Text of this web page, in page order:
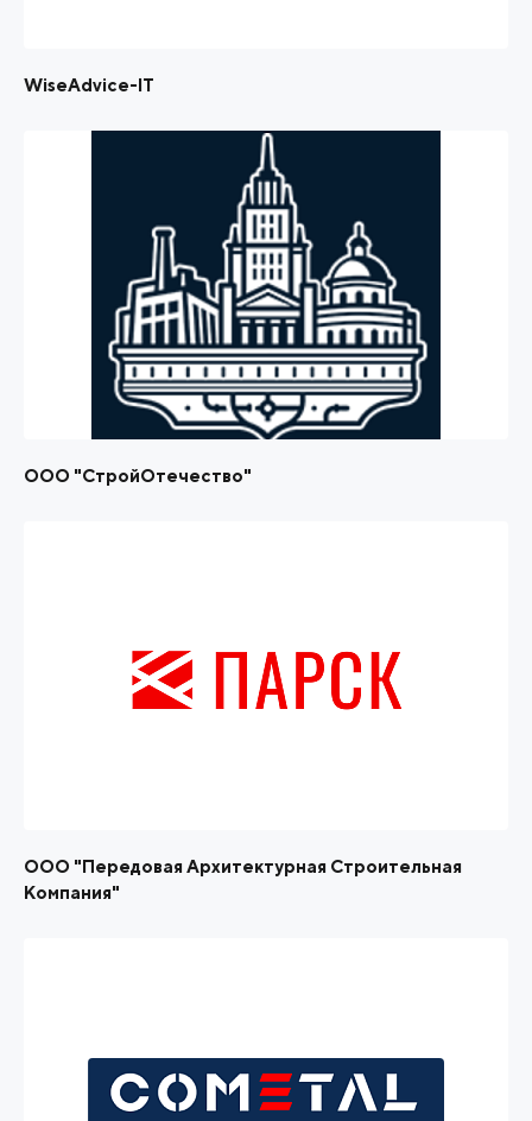
WiseAdvice-IT
ООО "СтройОтечество"
ООО "Передовая Архитектурная Строительная
Компания"